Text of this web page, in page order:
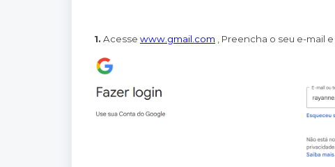
1. Acesse www.gmail.com , Preencha o seu e-mail